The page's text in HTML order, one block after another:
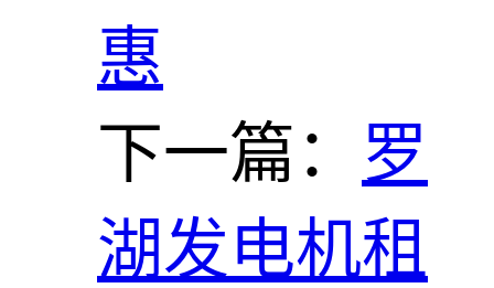
惠
下一篇： 罗
湖发电机租